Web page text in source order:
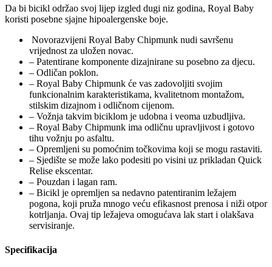
Da bi bicikl održao svoj lijep izgled dugi niz godina, Royal Baby
koristi posebne sjajne hipoalergenske boje.
Novorazvijeni Royal Baby Chipmunk nudi savršenu
vrijednost za uložen novac.
– Patentirane komponente dizajnirane su posebno za djecu.
– Odličan poklon.
– Royal Baby Chipmunk će vas zadovoljiti svojim
funkcionalnim karakteristikama, kvalitetnom montažom,
stilskim dizajnom i odličnom cijenom.
– Vožnja takvim biciklom je udobna i veoma uzbudljiva.
– Royal Baby Chipmunk ima odličnu upravljivost i gotovo
tihu vožnju po asfaltu.
– Opremljeni su pomoćnim točkovima koji se mogu rastaviti.
– Sjedište se može lako podesiti po visini uz prikladan Quick
Relise ekscentar.
– Pouzdan i lagan ram.
– Bicikl je opremljen sa nedavno patentiranim ležajem
pogona, koji pruža mnogo veću efikasnost prenosa i niži otpor
kotrljanja. Ovaj tip ležajeva omogućava lak start i olakšava
servisiranje.
Specifikacija